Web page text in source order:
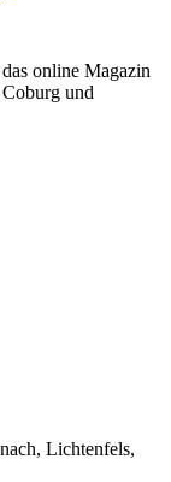
online Magazin
und
Lichtenfels,